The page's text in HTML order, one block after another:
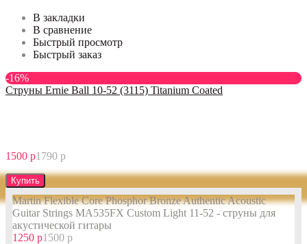
В закладки
В сравнение
Быстрый просмотр
Быстрый заказ
-16%
Струны Ernie Ball 10-52 (3115) Titanium Coated
1500 р1790 р
Купить
Martin Flexible Core Phosphor Bronze Authentic Acoustic
Guitar Strings MA535FX Custom Light 11-52 - струны для
акустической гитары
1250 р1500 р